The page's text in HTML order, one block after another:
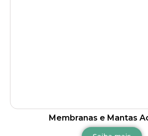
Membranas e Mantas